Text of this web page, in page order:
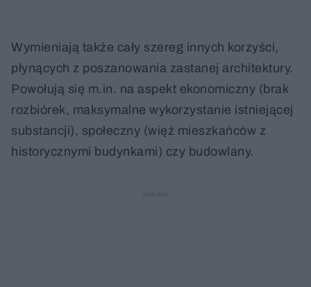
Wymieniają także cały szereg innych korzyści,
płynących z poszanowania zastanej architektury.
Powołują się m.in. na aspekt ekonomiczny (brak
rozbiórek, maksymalne wykorzystanie istniejącej
substancji), społeczny (więź mieszkańców z
historycznymi budynkami) czy budowlany.